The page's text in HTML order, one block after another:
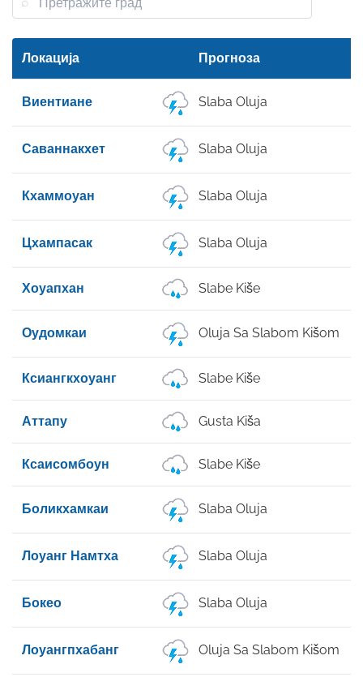
Локација Прогноза
Виентиане Slaba Oluja
Саваннакхет Slaba Oluja
Кхаммоуан Slaba Oluja
Цхампасак Slaba Oluja
Хоуапхан Slabe Kiše
Оудомкаи Oluja Sa Slabom Kišom
Ксиангкхоуанг Slabe Kiše
Аттапу Gusta Kiša
Ксаисомбоун Slabe Kiše
Боликхамкаи Slaba Oluja
Лоуанг Намтха Slaba Oluja
Бокео Slaba Oluja
Лоуангпхабанг Oluja Sa Slabom Kišom